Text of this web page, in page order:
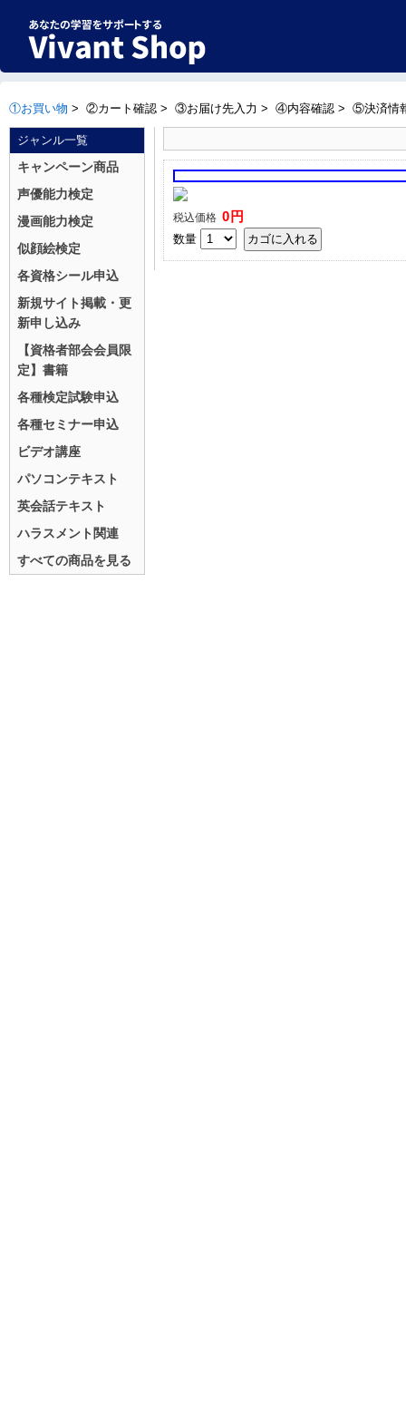
①お買い物 > ②カート確認 > ③お届け先入力 > ④内容確認 > ⑤決済情
ジャンル一覧
キャンペーン商品
声優能力検定
漫画能力検定
似顔絵検定
各資格シール申込
新規サイト掲載・更
新申し込み
【資格者部会会員限
定】書籍
各種検定試験申込
各種セミナー申込
ビデオ講座
パソコンテキスト
英会話テキスト
ハラスメント関連
すべての商品を見る
税込価格 0円
数量